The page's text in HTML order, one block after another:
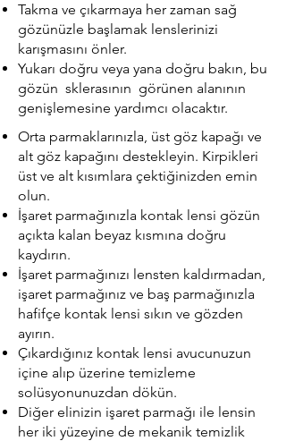
Takma ve çıkarmaya her zaman sağ
gözünüzle başlamak lenslerinizi
karışmasını önler.
Yukarı doğru veya yana doğru bakın, bu
gözün sklerasının görünen alanının
genişlemesine yardımcı olacaktır.
Orta parmaklarınızla, üst göz kapağı ve
alt göz kapağını destekleyin. Kirpikleri
üst ve alt kısımlara çektiğinizden emin
olun.
İşaret parmağınızla kontak lensi gözün
açıkta kalan beyaz kısmına doğru
kaydırın.
İşaret parmağınızı lensten kaldırmadan,
işaret parmağınız ve baş parmağınızla
hafifçe kontak lensi sıkın ve gözden
ayırın.
Çıkardığınız kontak lensi avucunuzun
içine alıp üzerine temizleme
solüsyonunuzdan dökün.
Diğer elinizin işaret parmağı ile lensin
her iki yüzeyine de mekanik temizlik